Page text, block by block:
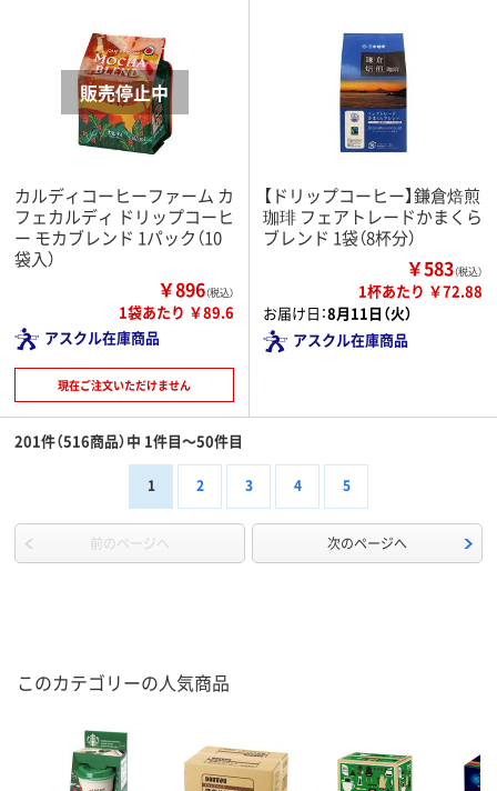
カルディコーヒーファーム カ
フェカルディ ドリップコーヒ
ー モカブレンド 1パック（10
袋入）
￥896（税込）
1袋あたり ￥89.6
アスクル在庫商品
現在ご注文いただけません
【ドリップコーヒー】鎌倉焙煎
珈琲 フェアトレードかまくら
ブレンド 1袋（8杯分）
￥583（税込）
1杯あたり ￥72.88
お届け日：8月11日（火）
アスクル在庫商品
201件（516商品）中 1件目～50件目
1 2 3 4 5
前のページへ 次のページへ
このカテゴリーの人気商品